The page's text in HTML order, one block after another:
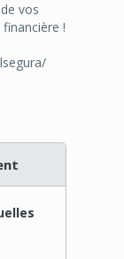
vos
!